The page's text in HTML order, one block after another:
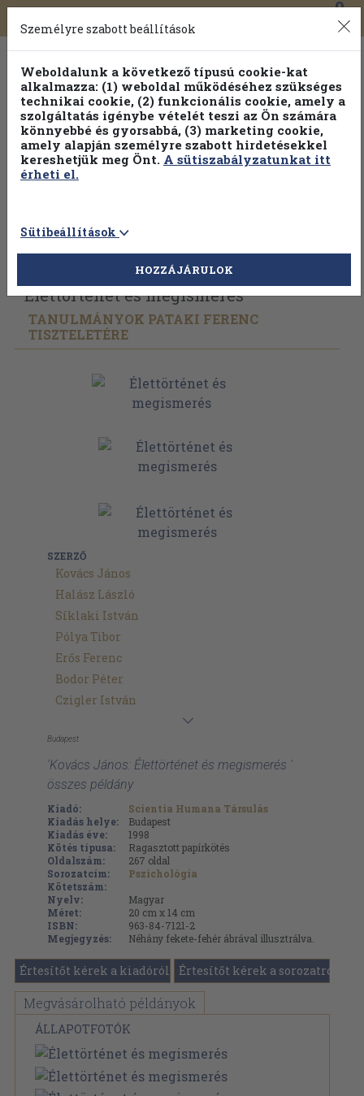
Toggle
navigation
0
Vissza az előző oldalra Válasszon példányt
Élettörténet és megismerés
TANULMÁNYOK PATAKI FERENC
TISZTELETÉRE
SZERZŐ
Kovács János
Halász László
Síklaki István
Pólya Tibor
Erős Ferenc
Bodor Péter
Czigler István
Budapest
'Kovács János: Élettörténet és megismerés '
összes példány
Kiadó:
Scientia Humana Társulás
Kiadás helye:
Budapest
Kiadás éve:
1998
Kötés típusa:
Ragasztott papírkötés
Oldalszám:
267 oldal
Sorozatcím:
Pszichológia
Kötetszám:
Nyelv:
Magyar
Méret:
20 cm x 14 cm
ISBN:
963-84-7121-2
Megjegyzés:
Néhány fekete-fehér ábrával illusztrálva.
Értesítőt kérek a kiadóról Értesítőt kérek a sorozatról
Megvásárolható példányok
ÁLLAPOTFOTÓK
Személyre szabott beállítások
Weboldalunk a következő típusú cookie-kat
alkalmazza: (1) weboldal működéséhez szükséges
technikai cookie, (2) funkcionális cookie, amely a
szolgáltatás igénybe vételét teszi az Ön számára
könnyebbé és gyorsabbá, (3) marketing cookie,
amely alapján személyre szabott hirdetésekkel
kereshetjük meg Önt. A sütiszabályzatunkat itt
érheti el.
Sütibeállítások
HOZZÁJÁRULOK